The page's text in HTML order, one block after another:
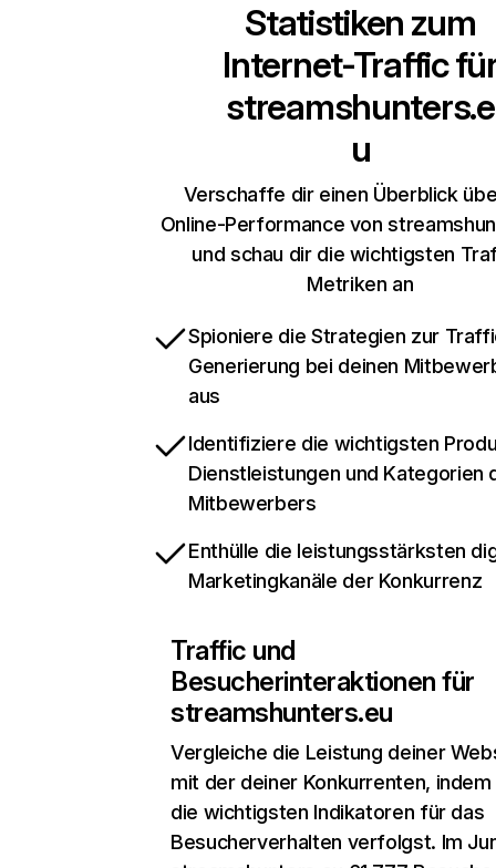
Statistiken zum
Internet-Traffic
streamshunters.e
u
Verschaffe dir einen Überblick
Online-Performance von
und schau dir die wichtigsten
Metriken an
Spioniere die Strategien zur
Generierung bei deinen
aus
Identifiziere die wichtigsten
Dienstleistungen und Kategorien
Mitbewerbers
Enthülle die leistungsstärksten
Marketingkanäle der Konkurrenz
Traffic und
Besucherinteraktionen für
streamshunters.eu
Vergleiche die Leistung deiner
mit der deiner Konkurrenten, indem
die wichtigsten Indikatoren für das
Besucherverhalten verfolgst. Im